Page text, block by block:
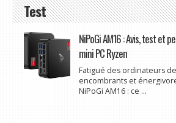
Test
NiPoGi AM16 : Avis, test et
mini PC Ryzen
Fatigué des ordinateurs
encombrants et
NiPoGi AM16 : ce ...